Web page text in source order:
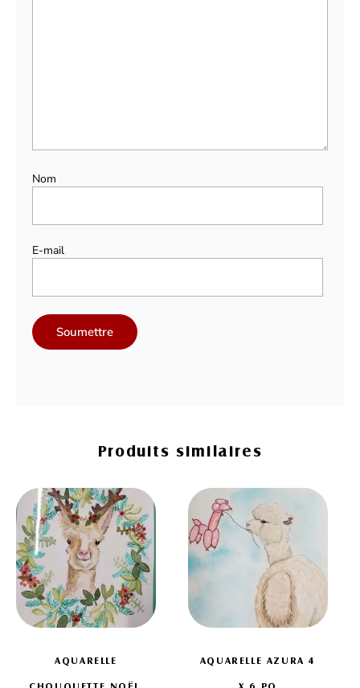
Nom
E-mail
Produits similaires
AQUARELLE AQUARELLE AZURA 4